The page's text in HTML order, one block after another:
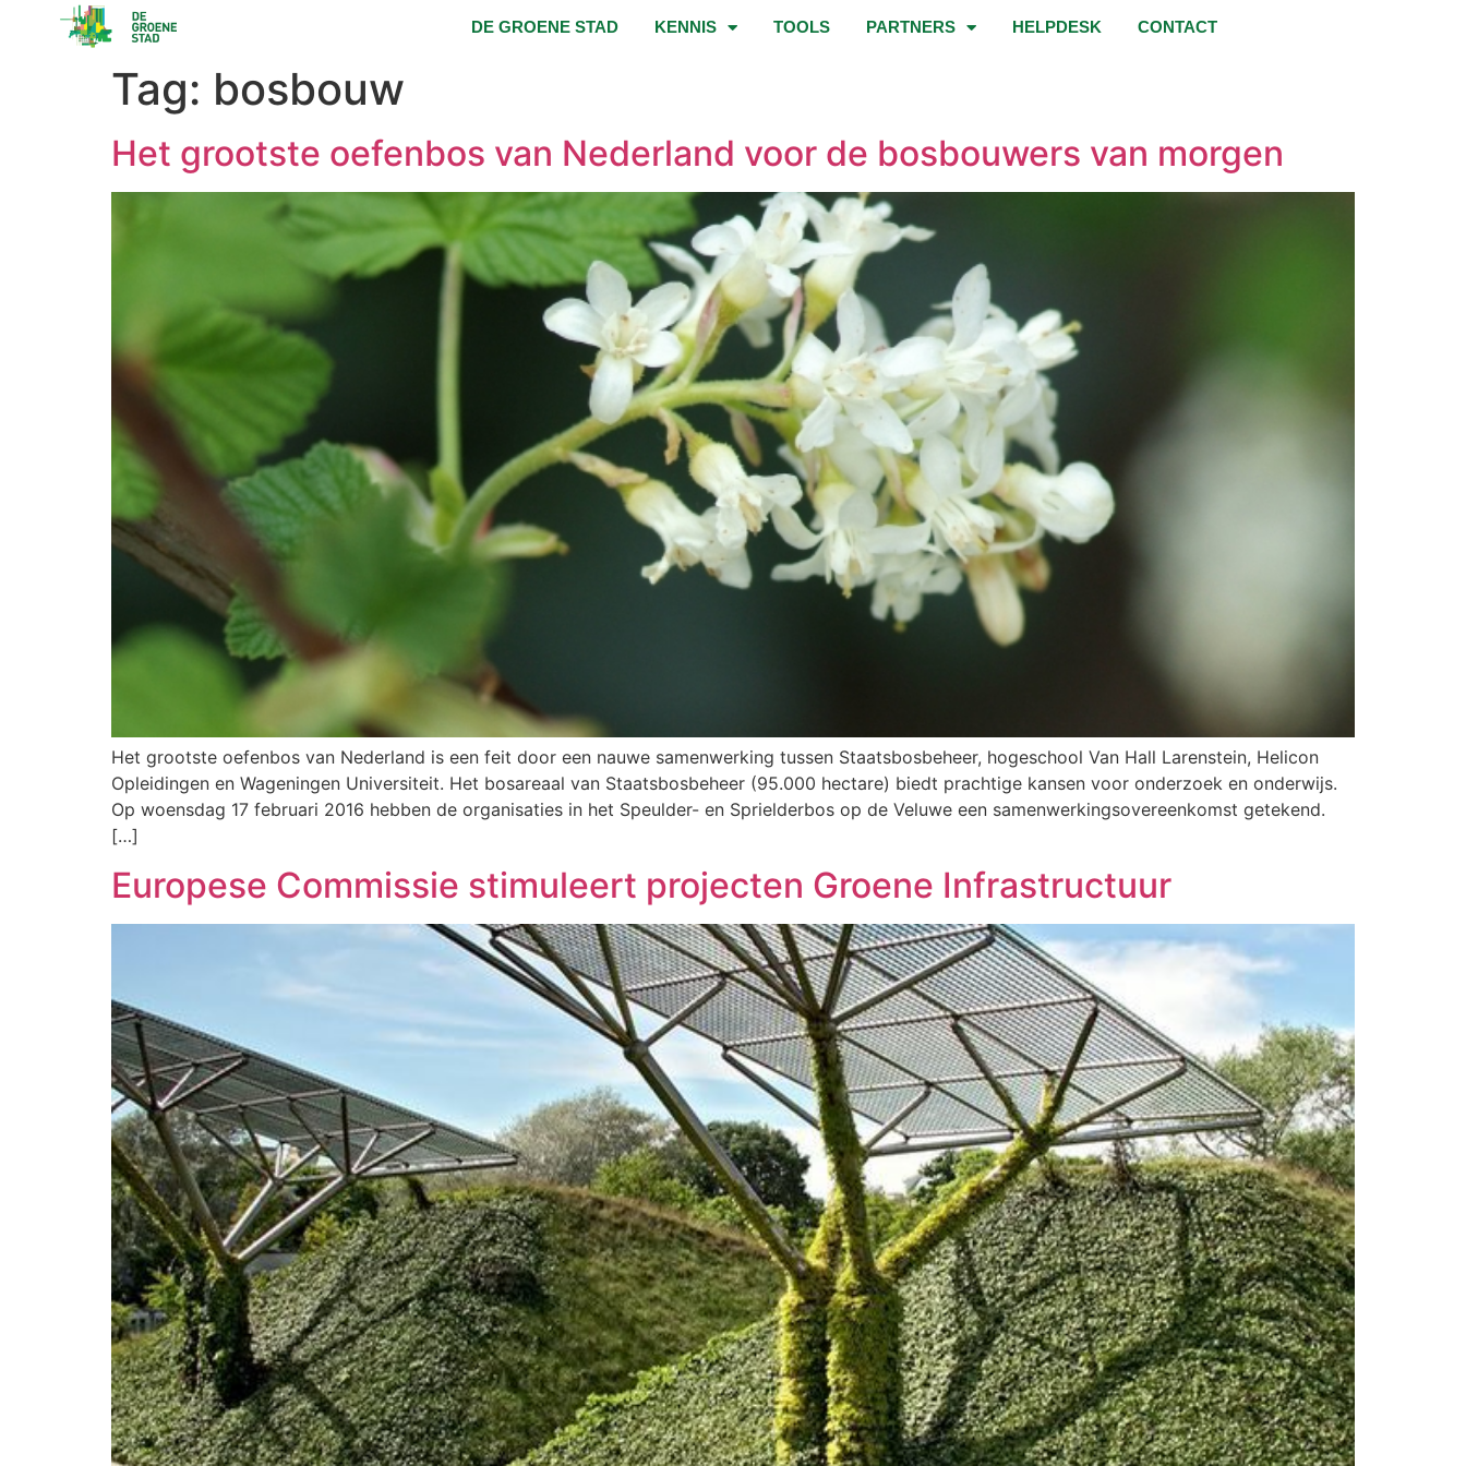
DE GROENE STAD KENNIS TOOLS PARTNERS HELPDESK CONTACT
Tag: bosbouw
Het grootste oefenbos van Nederland voor de bosbouwers van morgen
Het grootste oefenbos van Nederland is een feit door een nauwe samenwerking tussen Staatsbosbeheer, hogeschool Van Hall Larenstein, Helicon
Opleidingen en Wageningen Universiteit. Het bosareaal van Staatsbosbeheer (95.000 hectare) biedt prachtige kansen voor onderzoek en onderwijs.
Op woensdag 17 februari 2016 hebben de organisaties in het Speulder- en Sprielderbos op de Veluwe een samenwerkingsovereenkomst getekend.
[…]
Europese Commissie stimuleert projecten Groene Infrastructuur